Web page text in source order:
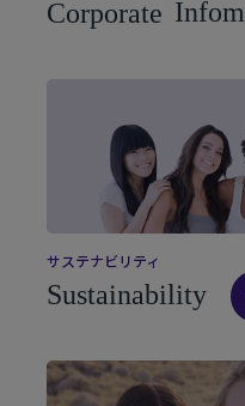
Corporate Infom
サステナビリティ
Sustainability